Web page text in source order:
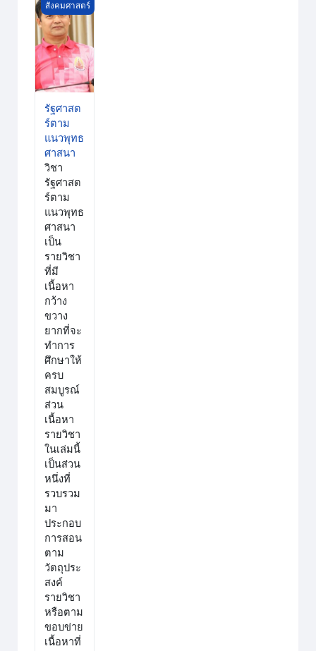
สังคมศาสตร์
รัฐศาสต
ร์ตาม
แนวพุทธ
ศาสนา
วิชา
รัฐศาสต
ร์ตาม
แนวพุทธ
ศาสนา
เป็น
รายวิชา
ที่มี
เนื้อหา
กว้าง
ขวาง
ยากที่จะ
ทำการ
ศึกษาให้
ครบ
สมบูรณ์
ส่วน
เนื้อหา
รายวิชา
ในเล่มนี้
เป็นส่วน
หนึ่งที่
รวบรวม
มา
ประกอบ
การสอน
ตาม
วัตถุประ
สงค์
รายวิชา
หรือตาม
ขอบข่าย
เนื้อหาที่